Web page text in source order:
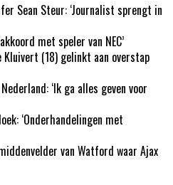
Sean Steur: ‘Journalist sprengt in
met speler van NEC’
Kluivert (18) gelinkt aan overstap
‘Ik ga alles geven voor
‘Onderhandelingen met
van Watford waar Ajax